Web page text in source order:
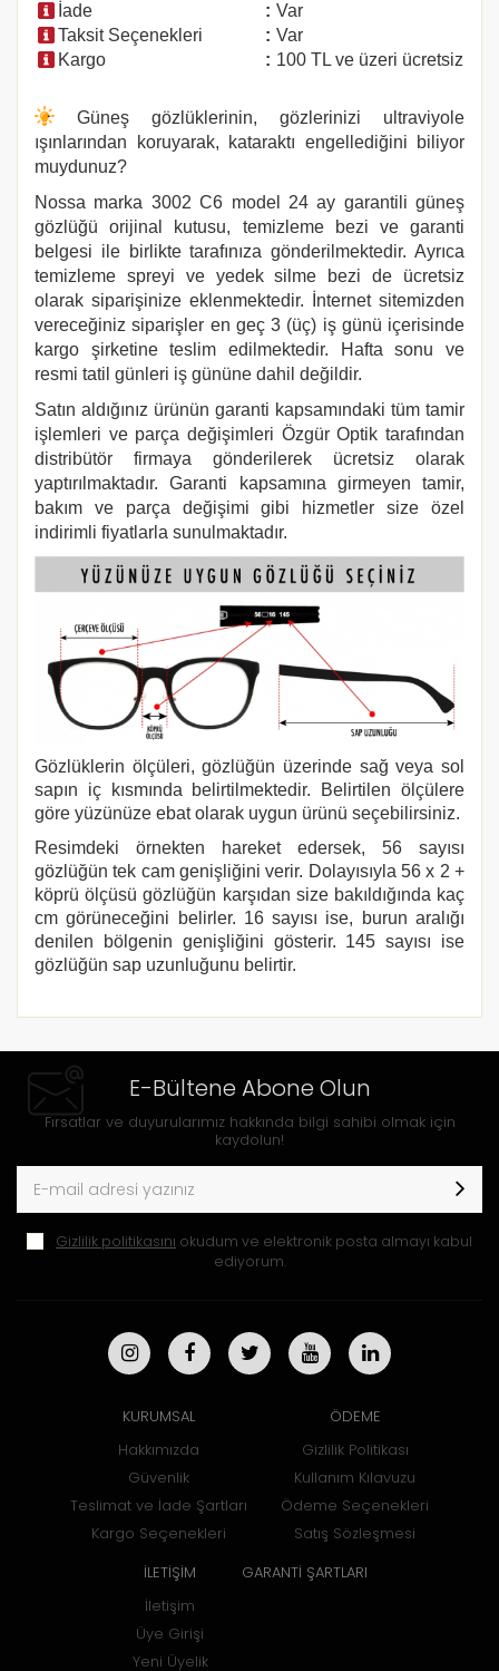
İade
: Var
Taksit Seçenekleri
: Var
Kargo
: 100 TL ve üzeri ücretsiz
Güneş gözlüklerinin, gözlerinizi ultraviyole
ışınlarından koruyarak, kataraktı engellediğini biliyor
muydunuz?
Nossa marka 3002 C6 model 24 ay garantili güneş
gözlüğü orijinal kutusu, temizleme bezi ve garanti
belgesi ile birlikte tarafınıza gönderilmektedir. Ayrıca
temizleme spreyi ve yedek silme bezi de ücretsiz
olarak siparişinize eklenmektedir. İnternet sitemizden
vereceğiniz siparişler en geç 3 (üç) iş günü içerisinde
kargo şirketine teslim edilmektedir. Hafta sonu ve
resmi tatil günleri iş gününe dahil değildir.
Satın aldığınız ürünün garanti kapsamındaki tüm tamir
işlemleri ve parça değişimleri Özgür Optik tarafından
distribütör firmaya gönderilerek ücretsiz olarak
yaptırılmaktadır. Garanti kapsamına girmeyen tamir,
bakım ve parça değişimi gibi hizmetler size özel
indirimli fiyatlarla sunulmaktadır.
Gözlüklerin ölçüleri, gözlüğün üzerinde sağ veya sol
sapın iç kısmında belirtilmektedir. Belirtilen ölçülere
göre yüzünüze ebat olarak uygun ürünü seçebilirsiniz.
Resimdeki örnekten hareket edersek, 56 sayısı
gözlüğün tek cam genişliğini verir. Dolayısıyla 56 x 2 +
köprü ölçüsü gözlüğün karşıdan size bakıldığında kaç
cm görüneceğini belirler. 16 sayısı ise, burun aralığı
denilen bölgenin genişliğini gösterir. 145 sayısı ise
gözlüğün sap uzunluğunu belirtir.
E-Bültene Abone Olun
Fırsatlar ve duyurularımız hakkında bilgi sahibi olmak için
kaydolun!
Gizlilik politikasını okudum ve elektronik posta almayı kabul
ediyorum.
KURUMSAL
Hakkımızda
Güvenlik
Teslimat ve İade Şartları
Kargo Seçenekleri
ÖDEME
Gizlilik Politikası
Kullanım Kılavuzu
Ödeme Seçenekleri
Satış Sözleşmesi
İLETİŞİM
İletişim
Üye Girişi
Yeni Üyelik
GARANTİ ŞARTLARI